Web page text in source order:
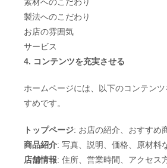
製法へのこだわり
お店の雰囲気
サービス
4. コンテンツを充実させる
ホームページには、以下のコンテン
すめです。
トップページ: お店の紹介、おすすめ
商品紹介: 写真、説明、価格、原材料
店舗情報: 住所、営業時間、アクセス